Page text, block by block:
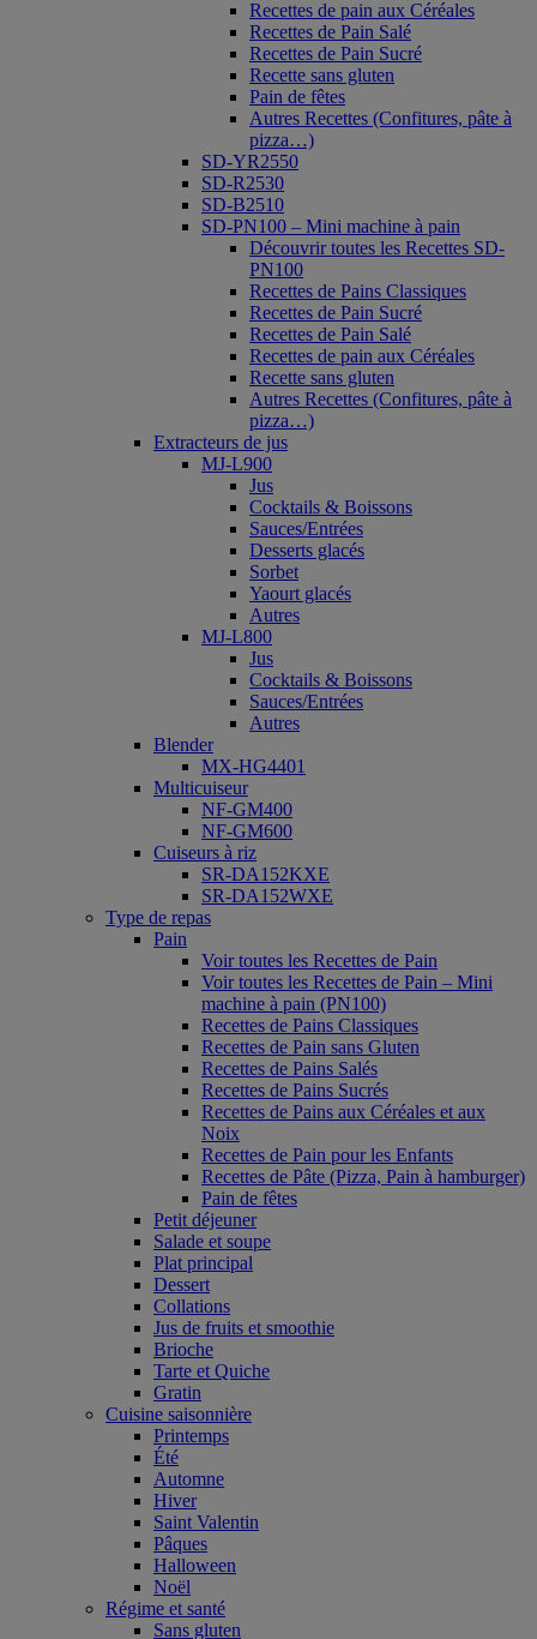
Recettes de pain aux Céréales
Recettes de Pain Salé
Recettes de Pain Sucré
Recette sans gluten
Pain de fêtes
Autres Recettes (Confitures, pâte à
pizza…)
SD-YR2550
SD-R2530
SD-B2510
SD-PN100 – Mini machine à pain
Découvrir toutes les Recettes SD-
PN100
Recettes de Pains Classiques
Recettes de Pain Sucré
Recettes de Pain Salé
Recettes de pain aux Céréales
Recette sans gluten
Autres Recettes (Confitures, pâte à
pizza…)
Extracteurs de jus
MJ-L900
Jus
Cocktails & Boissons
Sauces/Entrées
Desserts glacés
Sorbet
Yaourt glacés
Autres
MJ-L800
Jus
Cocktails & Boissons
Sauces/Entrées
Autres
Blender
MX-HG4401
Multicuiseur
NF-GM400
NF-GM600
Cuiseurs à riz
SR-DA152KXE
SR-DA152WXE
Type de repas
Pain
Voir toutes les Recettes de Pain
Voir toutes les Recettes de Pain – Mini
machine à pain (PN100)
Recettes de Pains Classiques
Recettes de Pain sans Gluten
Recettes de Pains Salés
Recettes de Pains Sucrés
Recettes de Pains aux Céréales et aux
Noix
Recettes de Pain pour les Enfants
Recettes de Pâte (Pizza, Pain à hamburger)
Pain de fêtes
Petit déjeuner
Salade et soupe
Plat principal
Dessert
Collations
Jus de fruits et smoothie
Brioche
Tarte et Quiche
Gratin
Cuisine saisonnière
Printemps
Été
Automne
Hiver
Saint Valentin
Pâques
Halloween
Noël
Régime et santé
Sans gluten